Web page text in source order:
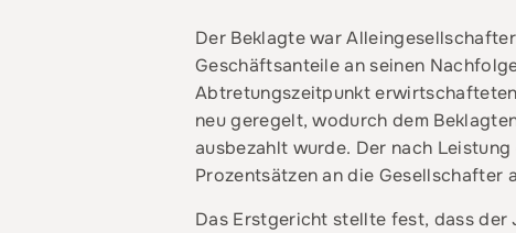
Der Beklagte war
Geschäftsanteile an seinen
Abtretungszeitpunkt
neu geregelt, wodurch dem
ausbezahlt wurde. Der nach
Prozentsätzen an die Gesellschafter
Das Erstgericht stellte fest, dass